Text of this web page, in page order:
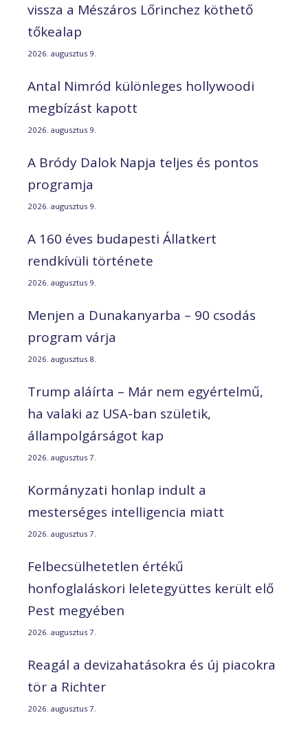
vissza a Mészáros Lőrinchez köthető
tőkealap
2026. augusztus 9.
Antal Nimród különleges hollywoodi
megbízást kapott
2026. augusztus 9.
A Bródy Dalok Napja teljes és pontos
programja
2026. augusztus 9.
A 160 éves budapesti Állatkert
rendkívüli története
2026. augusztus 9.
Menjen a Dunakanyarba – 90 csodás
program várja
2026. augusztus 8.
Trump aláírta – Már nem egyértelmű,
ha valaki az USA-ban születik,
állampolgárságot kap
2026. augusztus 7.
Kormányzati honlap indult a
mesterséges intelligencia miatt
2026. augusztus 7.
Felbecsülhetetlen értékű
honfoglaláskori leletegyüttes került elő
Pest megyében
2026. augusztus 7.
Reagál a devizahatásokra és új piacokra
tör a Richter
2026. augusztus 7.